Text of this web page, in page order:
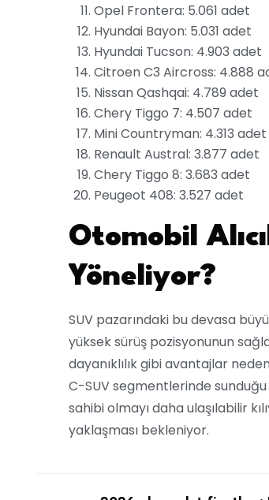
Opel Frontera: 5.061 adet
Hyundai Bayon: 5.031 adet
Hyundai Tucson: 4.903 adet
Citroen C3 Aircross: 4.888
Nissan Qashqai: 4.789 adet
Chery Tiggo 7: 4.507 adet
Mini Countryman: 4.313 adet
Renault Austral: 3.877 adet
Chery Tiggo 8: 3.683 adet
Peugeot 408: 3.527 adet
Otomobil
Yöneliyor?
SUV pazarındaki bu devasa
yüksek sürüş pozisyonunun
dayanıklılık gibi avantajlar
C-SUV segmentlerinde
sahibi olmayı daha ulaşılabilir
yaklaşması bekleniyor.